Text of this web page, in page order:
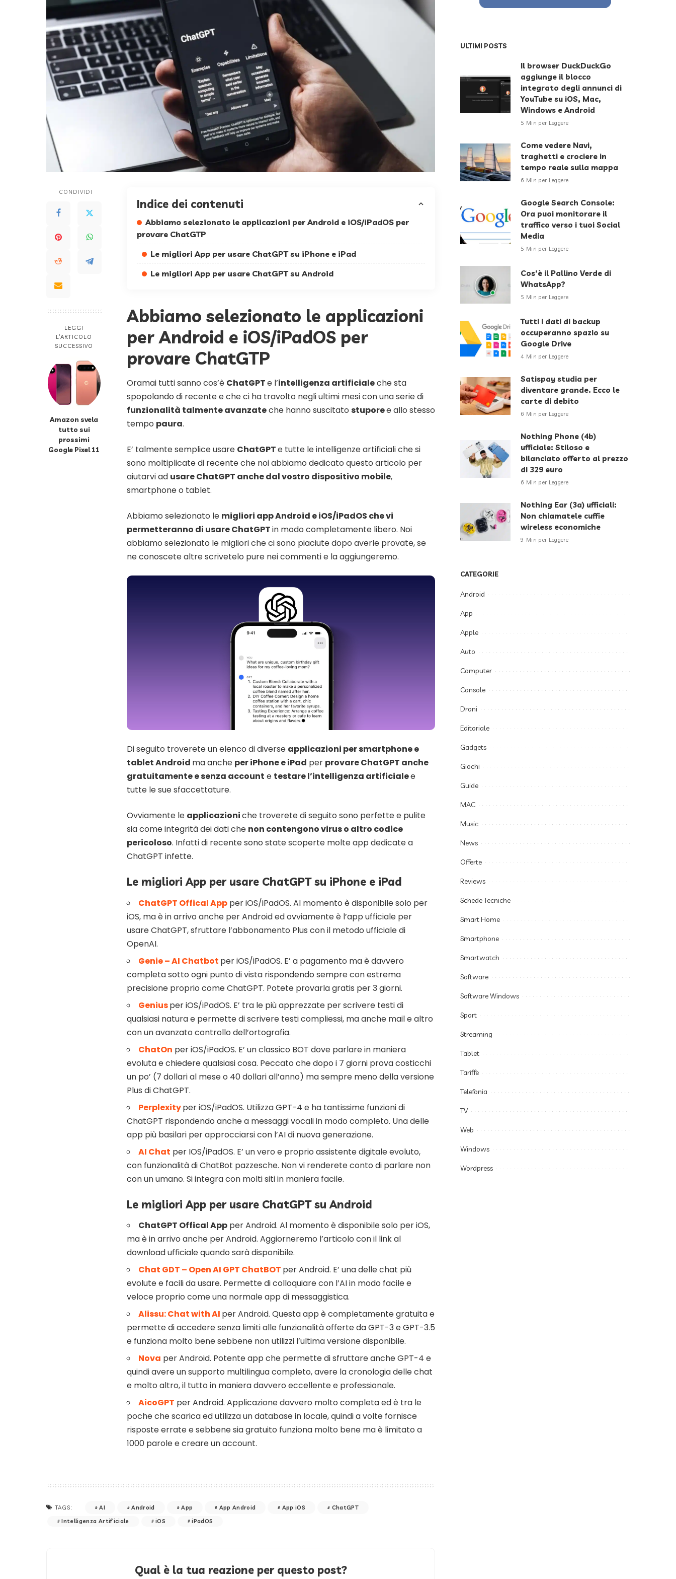
CONDIVIDI
LEGGI
L’ARTICOLO
SUCCESSIVO
Amazon svela
tutto sui
prossimi
Google Pixel 11
Indice dei contenuti
Abbiamo selezionato le applicazioni per Android e iOS/iPadOS per
provare ChatGTP
Le migliori App per usare ChatGPT su iPhone e iPad
Le migliori App per usare ChatGPT su Android
Abbiamo selezionato le applicazioni
per Android e iOS/iPadOS per
provare ChatGTP
Oramai tutti sanno cos’è ChatGPTe l’intelligenza artificialeche sta
spopolando di recente e che ci ha travolto negli ultimi mesi con una serie di
funzionalità talmente avanzateche hanno suscitato stuporee allo stesso
tempo paura.
E’ talmente semplice usare ChatGPTe tutte le intelligenze artificiali che si
sono moltiplicate di recente che noi abbiamo dedicato questo articolo per
aiutarvi ad usare ChatGPT anche dal vostro dispositivo mobile,
smartphone o tablet.
Abbiamo selezionato le migliori app Android e iOS/iPadOS che vi
permetteranno di usare ChatGPTin modo completamente libero. Noi
abbiamo selezionato le migliori che ci sono piaciute dopo averle provate, se
ne conoscete altre scrivetelo pure nei commenti e la aggiungeremo.
Di seguito troverete un elenco di diverse applicazioni per smartphone e
tablet Android ma anche per iPhone e iPad per provare ChatGPT anche
gratuitamente e senza account e testare l’intelligenza artificialee
tutte le sue sfaccettature.
Ovviamente le applicazioniche troverete di seguito sono perfette e pulite
sia come integrità dei dati che non contengono virus o altro codice
pericoloso. Infatti di recente sono state scoperte molte app dedicate a
ChatGPT infette.
Le migliori App per usare ChatGPT su iPhone e iPad
ChatGPT Offical App per iOS/iPadOS. Al momento è disponibile solo per
iOS, ma è in arrivo anche per Android ed ovviamente è l’app ufficiale per
usare ChatGPT, sfruttare l’abbonamento Plus con il metodo ufficiale di
OpenAI.
Genie – AI Chatbot per iOS/iPadOS. E’ a pagamento ma è davvero
completa sotto ogni punto di vista rispondendo sempre con estrema
precisione proprio come ChatGPT. Potete provarla gratis per 3 giorni.
Geniusper iOS/iPadOS. E’ tra le più apprezzate per scrivere testi di
qualsiasi natura e permette di scrivere testi compliessi, ma anche mail e altro
con un avanzato controllo dell’ortografia.
ChatOn per iOS/iPadOS. E’ un classico BOT dove parlare in maniera
evoluta e chiedere qualsiasi cosa. Peccato che dopo i 7 giorni prova costicchi
un po’ (7 dollari al mese o 40 dollari all’anno) ma sempre meno della versione
Plus di ChatGPT.
Perplexityper iOS/iPadOS. Utilizza GPT-4 e ha tantissime funzioni di
ChatGPT rispondendo anche a messaggi vocali in modo completo. Una delle
app più basilari per approcciarsi con l’AI di nuova generazione.
AI Chat per IOS/iPadOS. E’ un vero e proprio assistente digitale evoluto,
con funzionalità di ChatBot pazzesche. Non vi renderete conto di parlare non
con un umano. Si integra con molti siti in maniera facile.
Le migliori App per usare ChatGPT su Android
ChatGPT Offical App per Android. Al momento è disponibile solo per iOS,
ma è in arrivo anche per Android. Aggiorneremo l’articolo con il link al
download ufficiale quando sarà disponibile.
Chat GDT – Open AI GPT ChatBOT per Android. E’ una delle chat più
evolute e facili da usare. Permette di colloquiare con l’AI in modo facile e
veloce proprio come una normale app di messaggistica.
Alissu: Chat with AI per Android. Questa app è completamente gratuita e
permette di accedere senza limiti alle funzionalità offerte da GPT-3 e GPT-3.5
e funziona molto bene sebbene non utilizzi l’ultima versione disponibile.
Nova per Android. Potente app che permette di sfruttare anche GPT-4 e
quindi avere un supporto multilingua completo, avere la cronologia delle chat
e molto altro, il tutto in maniera davvero eccellente e professionale.
AicoGPT per Android. Applicazione davvero molto completa ed è tra le
poche che scarica ed utilizza un database in locale, quindi a volte fornisce
risposte errate e sebbene sia gratuito funziona molto bene ma è limitato a
1000 parole e creare un account.
TAGS: AI Android App App Android App iOS
ChatGPT
Intelligenza Artificiale
iOS iPadOS
Qual è la tua reazione per questo post?
ULTIMI POSTS
Il browser DuckDuckGo
aggiunge il blocco
integrato degli annunci di
YouTube su iOS, Mac,
Windows e Android
5 Min per Leggere
Come vedere Navi,
traghetti e crociere in
tempo reale sulla mappa
6 Min per Leggere
Google Search Console:
Ora puoi monitorare il
traffico verso i tuoi Social
Media
5 Min per Leggere
Cos’è il Pallino Verde di
WhatsApp?
5 Min per Leggere
Tutti i dati di backup
occuperanno spazio su
Google Drive
4 Min per Leggere
Satispay studia per
diventare grande. Ecco le
carte di debito
6 Min per Leggere
Nothing Phone (4b)
ufficiale: Stiloso e
bilanciato offerto al prezzo
di 329 euro
6 Min per Leggere
Nothing Ear (3a) ufficiali:
Non chiamatele cuffie
wireless economiche
9 Min per Leggere
CATEGORIE
Android
App
Apple
Auto
Computer
Console
Droni
Editoriale
Gadgets
Giochi
Guide
MAC
Music
News
Offerte
Reviews
Schede Tecniche
Smart Home
Smartphone
Smartwatch
Software
Software Windows
Sport
Streaming
Tablet
Tariffe
Telefonia
TV
Web
Windows
Wordpress